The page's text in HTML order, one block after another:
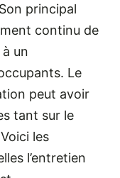
principal
continu de
un
Le
peut avoir
tant sur le
les
l’entretien